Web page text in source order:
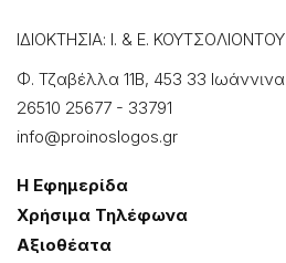
ΙΔΙΟΚΤΗΣΙΑ: Ι. & Ε.
Φ. Τζαβέλλα 11Β, 453 33 Ιωάννɩνα
26510 25677 - 33791
info@proinoslogos.gr
Η Εφημερίδα
Χρήσɩμα Τηλέφωνα
Αξɩοθέατα